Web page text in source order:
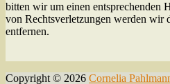
bitten wir um einen entsprechenden
von Rechtsverletzungen werden wir
entfernen.
Copyright © 2026 Cornelia